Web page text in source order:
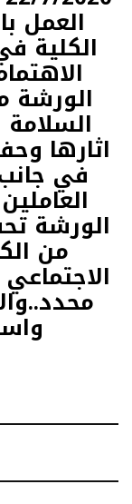
العمل
الكلية
الورشة
اثارها
في
الورشة
من